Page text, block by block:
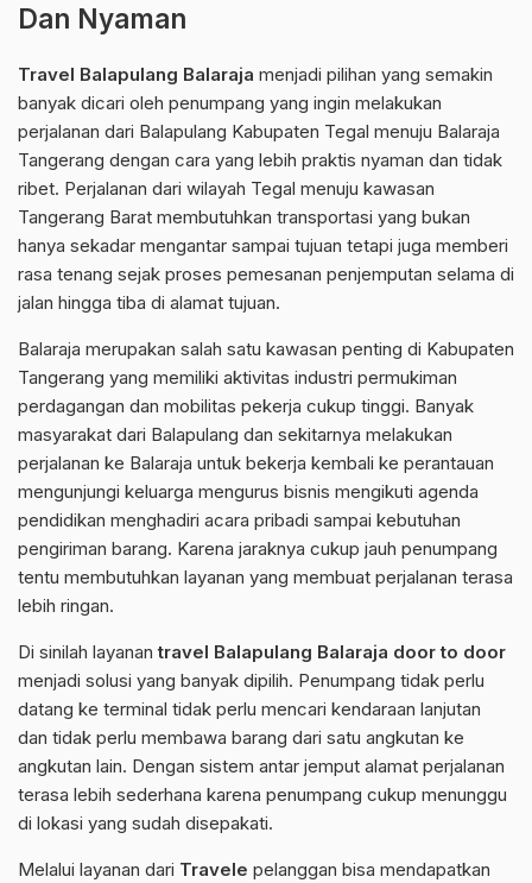
Dan Nyaman
Travel Balapulang Balaraja menjadi pilihan yang semakin
banyak dicari oleh penumpang yang ingin melakukan
perjalanan dari Balapulang Kabupaten Tegal menuju Balaraja
Tangerang dengan cara yang lebih praktis nyaman dan tidak
ribet. Perjalanan dari wilayah Tegal menuju kawasan
Tangerang Barat membutuhkan transportasi yang bukan
hanya sekadar mengantar sampai tujuan tetapi juga memberi
rasa tenang sejak proses pemesanan penjemputan selama di
jalan hingga tiba di alamat tujuan.
Balaraja merupakan salah satu kawasan penting di Kabupaten
Tangerang yang memiliki aktivitas industri permukiman
perdagangan dan mobilitas pekerja cukup tinggi. Banyak
masyarakat dari Balapulang dan sekitarnya melakukan
perjalanan ke Balaraja untuk bekerja kembali ke perantauan
mengunjungi keluarga mengurus bisnis mengikuti agenda
pendidikan menghadiri acara pribadi sampai kebutuhan
pengiriman barang. Karena jaraknya cukup jauh penumpang
tentu membutuhkan layanan yang membuat perjalanan terasa
lebih ringan.
Di sinilah layanantravel Balapulang Balaraja door to door
menjadi solusi yang banyak dipilih. Penumpang tidak perlu
datang ke terminal tidak perlu mencari kendaraan lanjutan
dan tidak perlu membawa barang dari satu angkutan ke
angkutan lain. Dengan sistem antar jemput alamat perjalanan
terasa lebih sederhana karena penumpang cukup menunggu
di lokasi yang sudah disepakati.
Melalui layanan dari Travele pelanggan bisa mendapatkan